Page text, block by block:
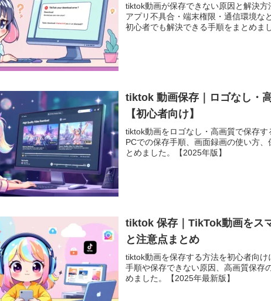
tiktok動画が保存できない原因と解決方
アプリ不具合・端末権限・通信環境な
初心者でも解決できる手順をまとめま
tiktok 動画保存｜ロゴなし・
【初心者向け】
tiktok動画をロゴなし・高画質で保存す
PCでの保存手順、画面録画の使い方
とめました。【2025年版】
tiktok 保存｜TikTok動画をス
と注意点まとめ
tiktok動画を保存する方法を初心者向
手順や保存できない原因、高画質保存
めました。【2025年最新版】